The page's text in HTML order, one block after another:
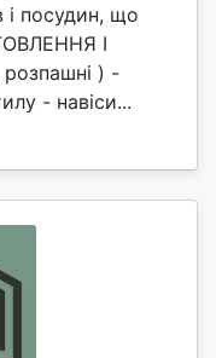
посудин, що
І
) -
- навіси...